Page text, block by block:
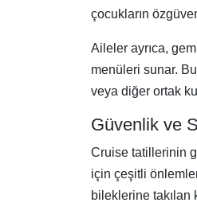
çocukların
Aileler ayrıca,
menüleri sunar.
veya diğer ortak
Güvenlik ve
Cruise tatillerinin
için çeşitli
bileklerine takılan